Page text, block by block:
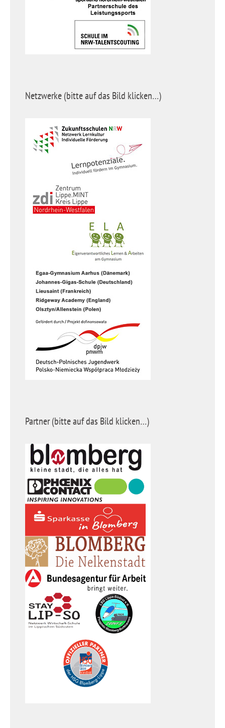
Netzwerke (bitte auf das Bild klicken…)
Partner (bitte auf das Bild klicken…)